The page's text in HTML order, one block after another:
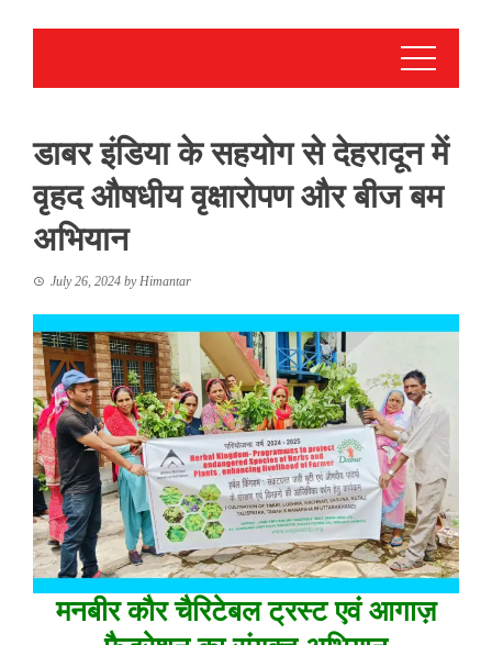
डाबर इंडिया के सहयोग से देहरादून में
वृहद औषधीय वृक्षारोपण और बीज बम
अभियान
July 26, 2024 byHimantar
मनबीर कौर चैरिटेबल ट्रस्ट एवं आगाज़